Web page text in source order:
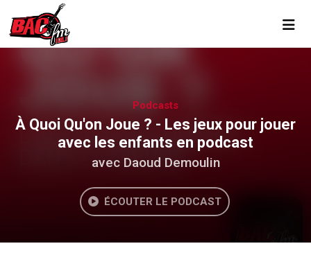
Podcasts
À Quoi Qu'on Joue ? - Les jeux pour jouer
avec les enfants en podcast
avec Daoud Demoulin
ÉCOUTER LE PODCAST